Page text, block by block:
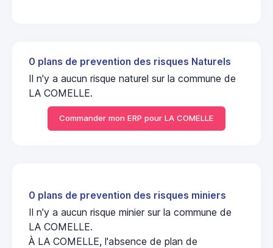
0 plans de prevention des risques Naturels
Il n'y a aucun risque naturel sur la commune de
LA COMELLE.
Commander mon ERP pour LA COMELLE
0 plans de prevention des risques miniers
Il n'y a aucun risque minier sur la commune de
LA COMELLE.
À LA COMELLE, l'absence de plan de